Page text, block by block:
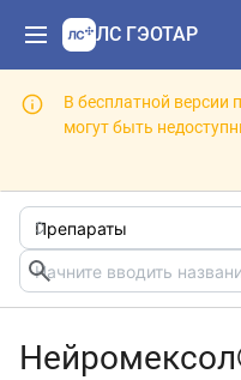
ЛС ГЭОТАР
В бесплатной версии
могут быть